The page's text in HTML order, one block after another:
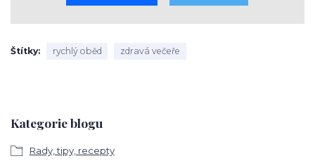
Kategorie blogu
Rady, tipy, recepty
Štítky rychlý oběd zdravá večeře